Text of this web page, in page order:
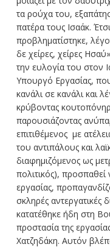
τα ρούχα του,
πατέρα τους Ισαάκ.
προβληματίστηκε,
δε χείρες, χείρες
την ευλογία του στον
Υπουργό Εργασίας,
κανάλι σε κανάλι και
κρύβοντας
παρουσιάζοντας
επιτιθέμενος με
του αντιπάλους και
διαφημιζόμενος ως
πολιτικός),
εργασίας,
σκληρές αντεργατικές
κατατέθηκε ήδη στη
προστασία της
Χατζηδάκη. Αυτόν